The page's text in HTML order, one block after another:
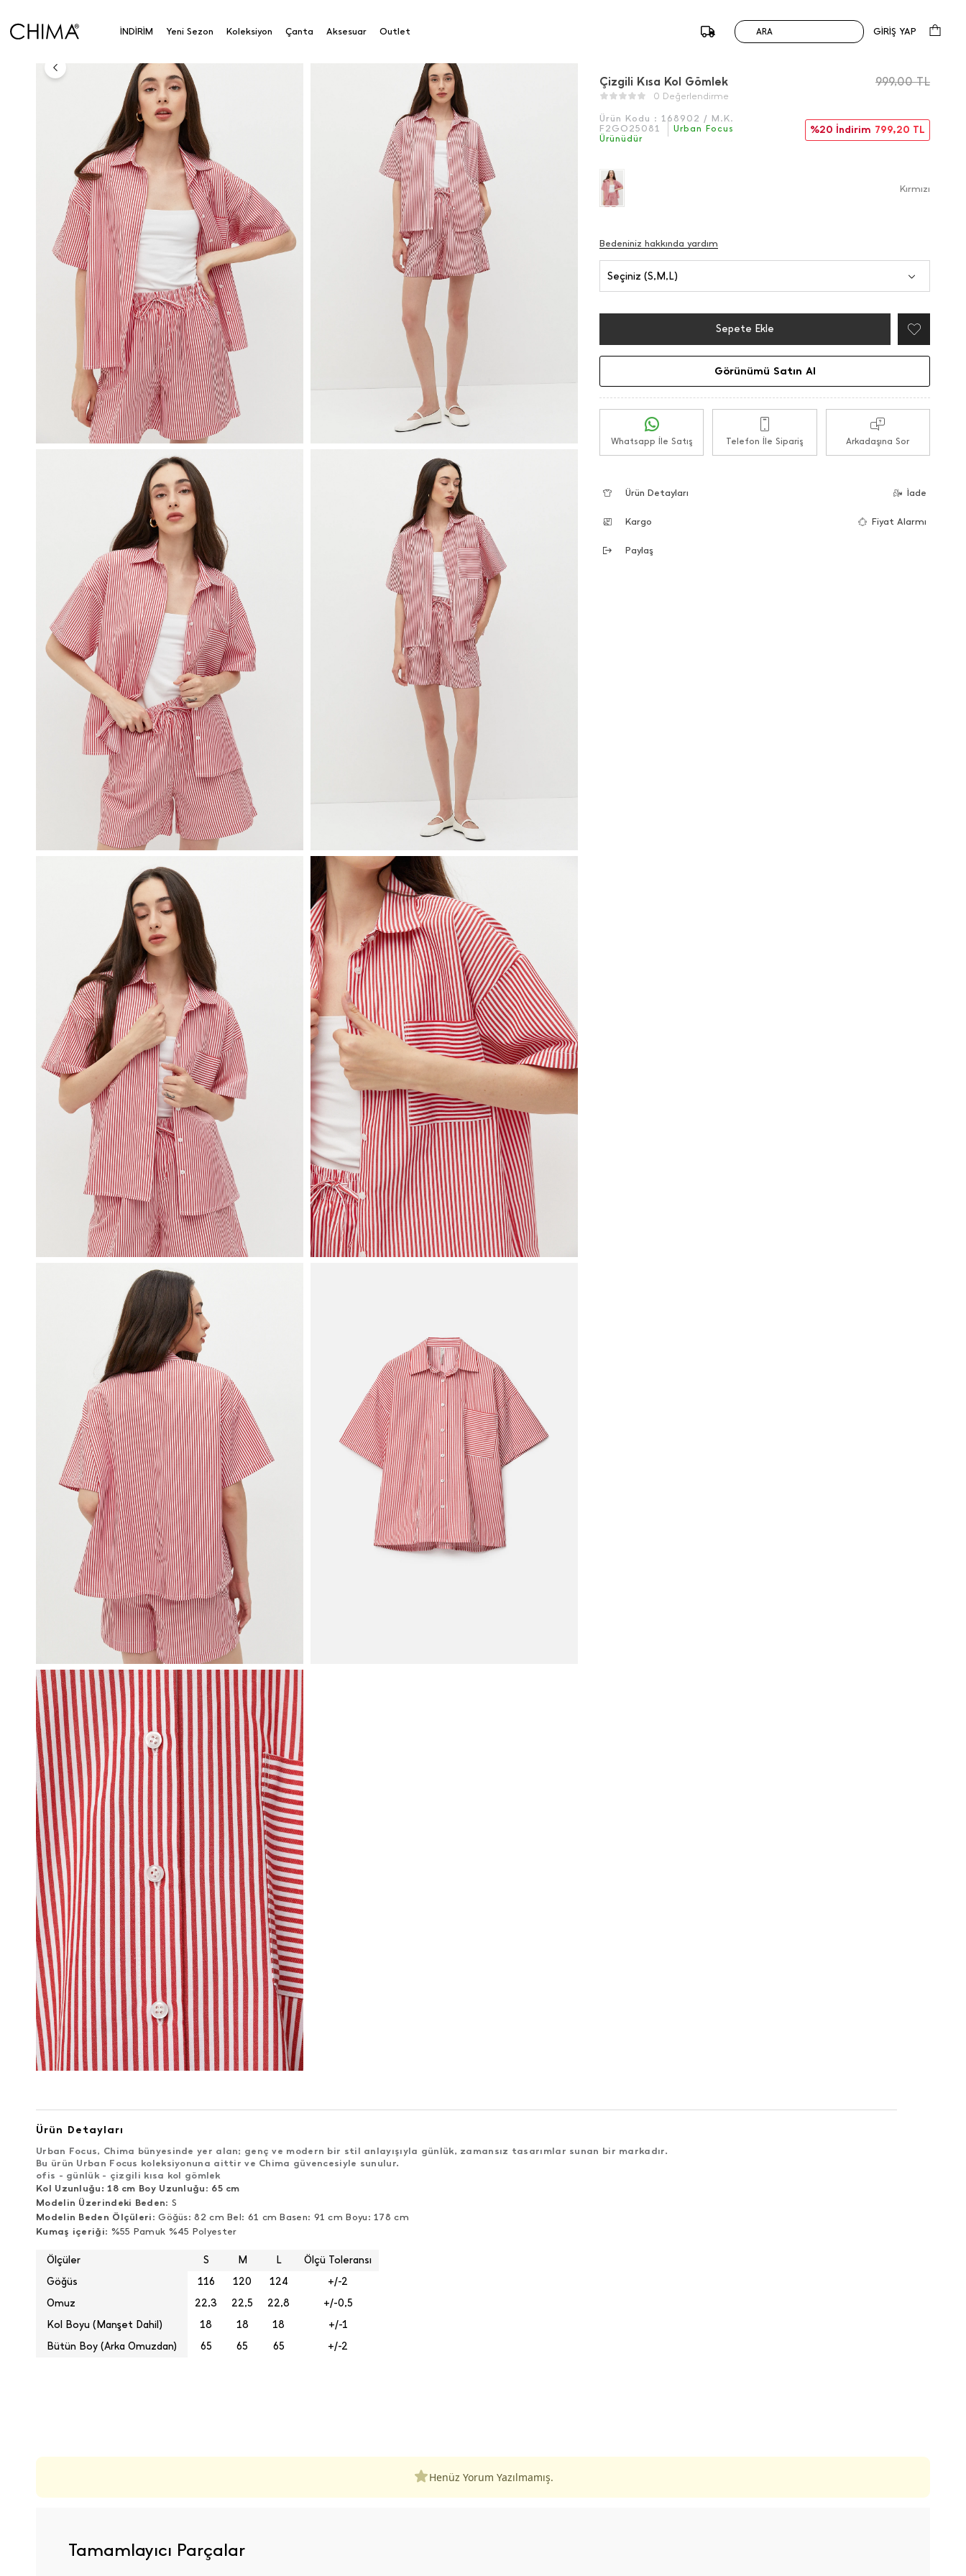
İNDİRİM Yeni Sezon Koleksiyon Çanta Aksesuar Outlet ARA GİRİŞ YAP
Anasayfa
Çizgili Kısa Kol Gömlek
0 Değerlendirme
Ürün Kodu : 168902 / M.K.
F2GO25081
Urban Focus
Ürünüdür
999,00TL
%20 İndirim 799,20 TL
Kırmızı
Bedeniniz hakkında yardım
Seçiniz (S,M,L)
Sepete Ekle
Görünümü Satın Al
Whatsapp İle Satış Telefon İle Sipariş Arkadaşına Sor
Ürün Detayları İade
Kargo Fiyat Alarmı
Paylaş
Ürün Detayları
Urban Focus, Chima bünyesinde yer alan; genç ve modern bir stil anlayışıyla günlük, zamansız tasarımlar sunan bir markadır.
Bu ürün Urban Focus koleksiyonuna aittir ve Chima güvencesiyle sunulur.
ofis - günlük - çizgili kısa kol gömlek
Kol Uzunluğu: 18 cm Boy Uzunluğu : 65 cm
Modelin Üzerindeki Beden: S
Modelin Beden Ölçüleri : Göğüs: 82 cm Bel: 61 cm Basen: 91 cm Boyu: 178 cm
Kumaş içeriği: %55 Pamuk %45 Polyester
Ölçüler S M L
Ölçü Toleransı
Göğüs
116 120 124
+/-2
Omuz
22,3 22,5 22,8
+/-0,5
Kol Boyu (Manşet Dahil)
18 18 18
+/-1
Bütün Boy (Arka Omuzdan)
65 65 65 +/-2
Henüz Yorum Yazılmamış.
Tamamlayıcı Parçalar